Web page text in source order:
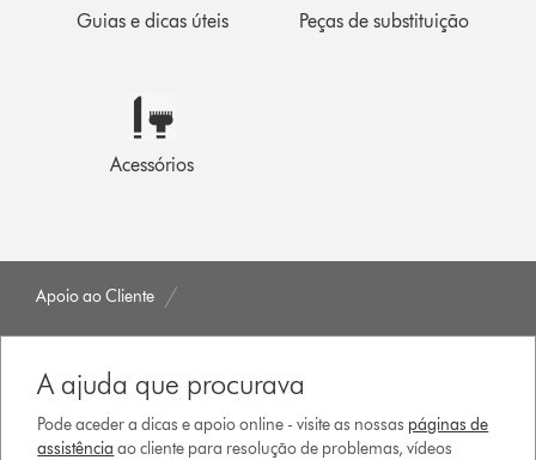
Guias e dicas úteis Peças de substituição
Acessórios
Apoio ao Cliente
A ajuda que procurava
Pode aceder a dicas e apoio online - visite as nossas páginas de
assistência ao cliente para resolução de problemas, vídeos